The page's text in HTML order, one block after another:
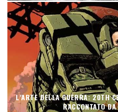
L’ARTE DELLA GUERRA: 20TH
RACCONTATO